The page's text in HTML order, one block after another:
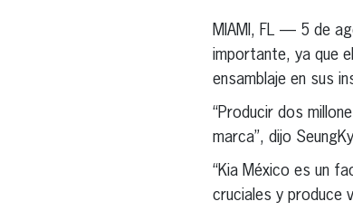
MIAMI, FL — 5 de
importante, ya que
ensamblaje en sus
“Producir dos
marca”, dijo
“Kia México es un
cruciales y produce